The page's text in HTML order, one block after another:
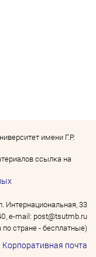
имени Г.Р.
ссылка на
Интернациональная, 33
e-mail: post@tsutmb.ru
стране - бесплатные)
Корпоративная почта